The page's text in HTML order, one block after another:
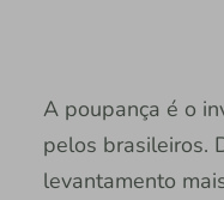
A poupança é o
pelos brasileiros.
levantamento